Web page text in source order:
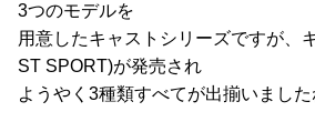
3つのモデルを
用意したキャストシリーズですが、
ST SPORT)が発売され
ようやく3種類すべてが出揃いました